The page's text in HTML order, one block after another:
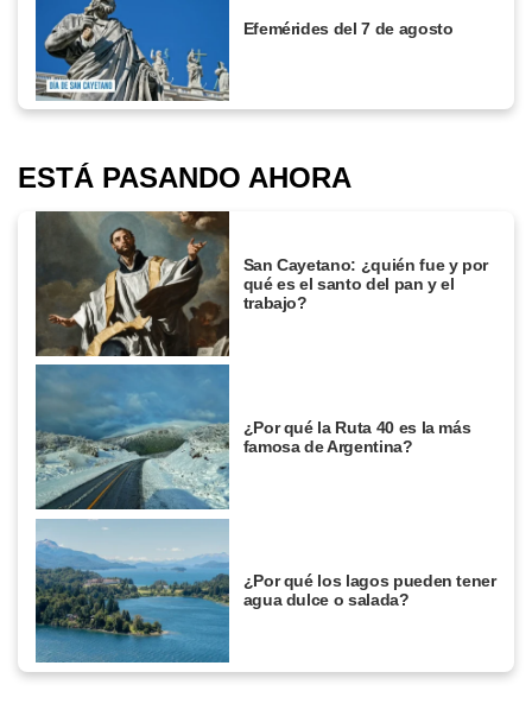
Efemérides del 7 de agosto
ESTÁ PASANDO AHORA
San Cayetano: ¿quién fue y por
qué es el santo del pan y el
trabajo?
¿Por qué la Ruta 40 es la más
famosa de Argentina?
¿Por qué los lagos pueden tener
agua dulce o salada?